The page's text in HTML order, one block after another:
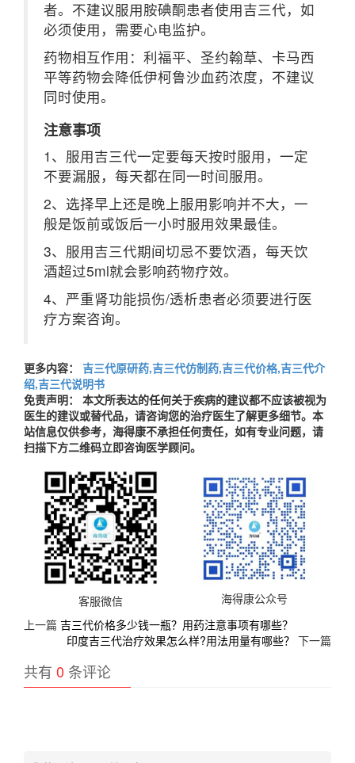
者。不建议服用胺碘酮患者使用吉三代，如
必须使用，需要心电监护。
药物相互作用：利福平、圣约翰草、卡马西
平等药物会降低伊柯鲁沙血药浓度，不建议
同时使用。
注意事项
1、服用吉三代一定要每天按时服用，一定
不要漏服，每天都在同一时间服用。
2、选择早上还是晚上服用影响并不大，一
般是饭前或饭后一小时服用效果最佳。
3、服用吉三代期间切忌不要饮酒，每天饮
酒超过5ml就会影响药物疗效。
4、严重肾功能损伤/透析患者必须要进行医
疗方案咨询。
更多内容：
吉三代原研药,吉三代仿制药,吉三代价格,吉三代介
绍,吉三代说明书
免责声明： 本文所表达的任何关于疾病的建议都不应该被视为
医生的建议或替代品，请咨询您的治疗医生了解更多细节。本
站信息仅供参考，海得康不承担任何责任，如有专业问题，请
扫描下方二维码立即咨询医学顾问。
客服微信
海得康公众号
上一篇 吉三代价格多少钱一瓶？用药注意事项有哪些？
印度吉三代治疗效果怎么样?用法用量有哪些？ 下一篇
共有 0 条评论